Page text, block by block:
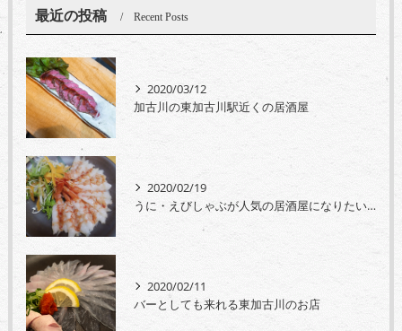
最近の投稿 Recent Posts
2020/03/12
加古川の東加古川駅近くの居酒屋
2020/02/19
うに・えびしゃぶが人気の居酒屋になりたいですね
2020/02/11
バーとしても来れる東加古川のお店